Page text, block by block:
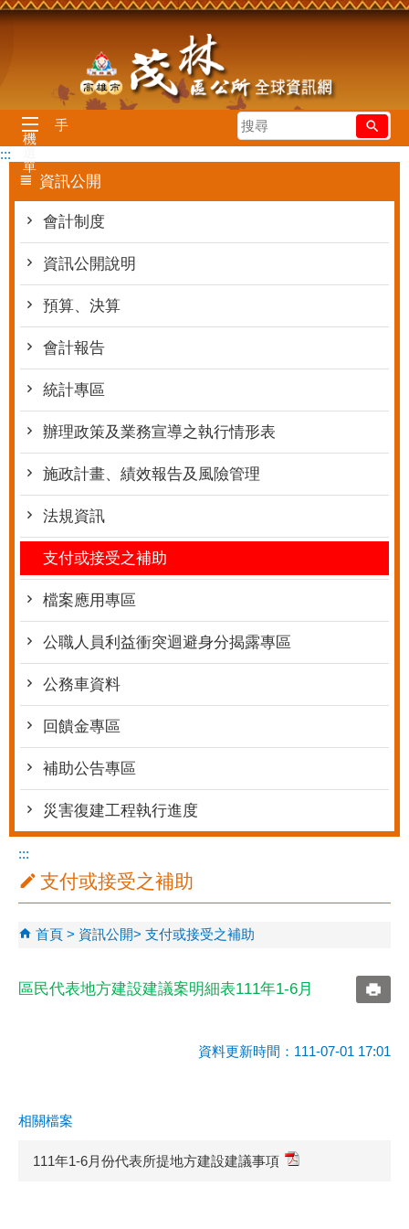
跳到主要內容區塊
搜
尋
手
機
單
:::
資訊公開
會計制度
資訊公開說明
預算、決算
會計報告
統計專區
辦理政策及業務宣導之執行情形表
施政計畫、績效報告及風險管理
法規資訊
支付或接受之補助
檔案應用專區
公職人員利益衝突迴避身分揭露專區
公務車資料
回饋金專區
補助公告專區
災害復建工程執行進度
:::
支付或接受之補助
首頁 資訊公開 支付或接受之補助
區民代表地方建設建議案明細表111年1-6月
資料更新時間：111-07-01 17:01
相關檔案
111年1-6月份代表所提地方建設建議事項